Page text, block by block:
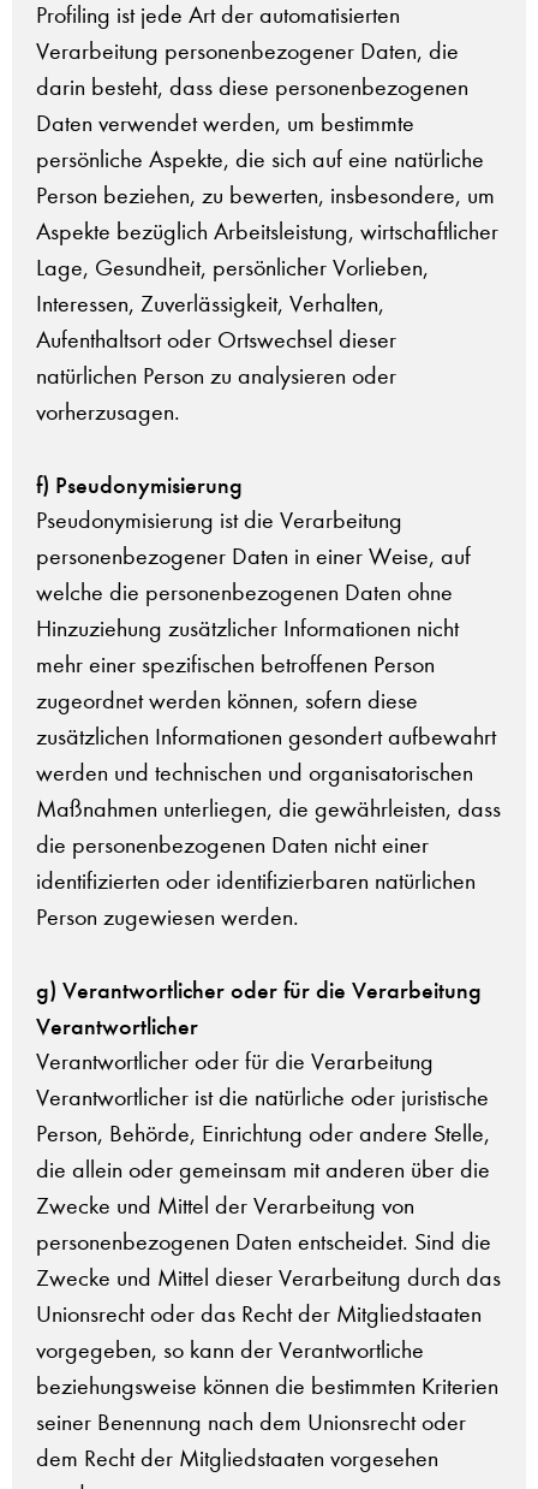
Profiling ist jede Art der automatisierten
Verarbeitung personenbezogener Daten, die
darin besteht, dass diese personenbezogenen
Daten verwendet werden, um bestimmte
persönliche Aspekte, die sich auf eine natürliche
Person beziehen, zu bewerten, insbesondere, um
Aspekte bezüglich Arbeitsleistung, wirtschaftlicher
Lage, Gesundheit, persönlicher Vorlieben,
Interessen, Zuverlässigkeit, Verhalten,
Aufenthaltsort oder Ortswechsel dieser
natürlichen Person zu analysieren oder
vorherzusagen.
f) Pseudonymisierung
Pseudonymisierung ist die Verarbeitung
personenbezogener Daten in einer Weise, auf
welche die personenbezogenen Daten ohne
Hinzuziehung zusätzlicher Informationen nicht
mehr einer spezifischen betroffenen Person
zugeordnet werden können, sofern diese
zusätzlichen Informationen gesondert aufbewahrt
werden und technischen und organisatorischen
Maßnahmen unterliegen, die gewährleisten, dass
die personenbezogenen Daten nicht einer
identifizierten oder identifizierbaren natürlichen
Person zugewiesen werden.
g) Verantwortlicher oder für die Verarbeitung
Verantwortlicher
Verantwortlicher oder für die Verarbeitung
Verantwortlicher ist die natürliche oder juristische
Person, Behörde, Einrichtung oder andere Stelle,
die allein oder gemeinsam mit anderen über die
Zwecke und Mittel der Verarbeitung von
personenbezogenen Daten entscheidet. Sind die
Zwecke und Mittel dieser Verarbeitung durch das
Unionsrecht oder das Recht der Mitgliedstaaten
vorgegeben, so kann der Verantwortliche
beziehungsweise können die bestimmten Kriterien
seiner Benennung nach dem Unionsrecht oder
dem Recht der Mitgliedstaaten vorgesehen